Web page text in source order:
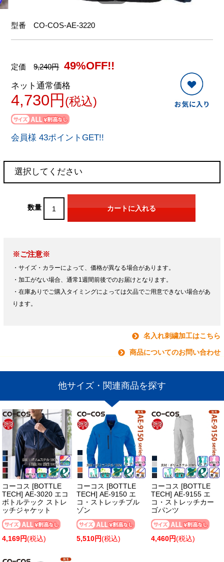
型番CO-COS-AE-3220
定価9,240円 49%OFF!!
ネット通常価格
4,730円 (税込)
会員様 43ポイントGET!!
数量
※ご注意※
・サイズ・カラーによって、価格が異なる場合があります。
・加工がない場合、通常1週間前後でのお届けとなります。
・在庫ありでご購入タイミングによっては欠品でご用意できない場合があ
ります。
名入れ刺繍加工はこちら
商品についてのお問い合わせ
他サイズ・関連商品を探す
コーコス [BOTTLE
TECH] AE-3020 エコ
ボトルテック ストレ
ッチジャケット
4,169円(税込)
コーコス [BOTTLE
TECH] AE-9150 エ
コ・ストレッチブル
ゾン
5,510円(税込)
コーコス [BOTTLE
TECH] AE-9155 エ
コ・ストレッチカー
ゴパンツ
4,460円(税込)